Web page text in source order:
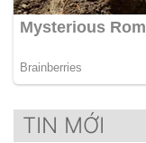
TIN MỚI